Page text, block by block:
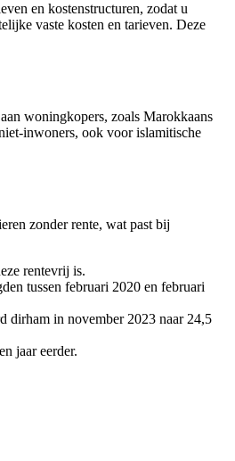
en kostenstructuren, zodat u
vaste kosten en tarieven. Deze
woningkopers, zoals Marokkaans
inwoners, ook voor islamitische
zonder rente, wat past bij
rentevrij is.
tussen februari 2020 en februari
dirham in november 2023 naar 24,5
jaar eerder.